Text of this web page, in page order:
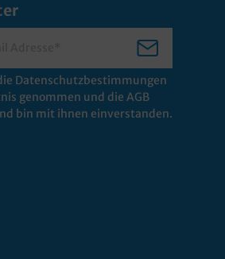
Datenschutzbestimmungen
genommen und die AGB
bin mit ihnen einverstanden.